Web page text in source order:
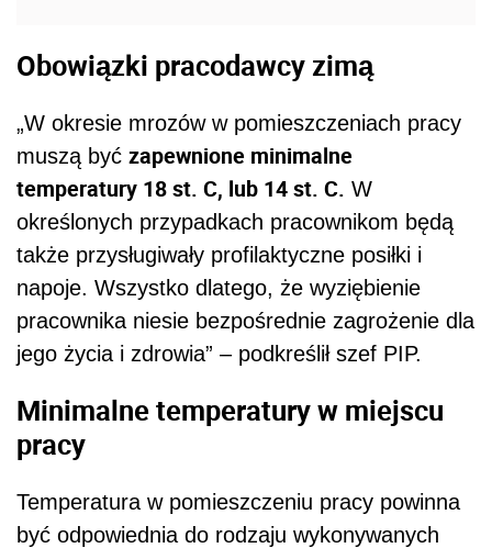
Obowiązki pracodawcy zimą
„W okresie mrozów w pomieszczeniach pracy
muszą być zapewnione minimalne
temperatury 18 st. C, lub 14 st. C. W
określonych przypadkach pracownikom będą
także przysługiwały profilaktyczne posiłki i
napoje. Wszystko dlatego, że wyziębienie
pracownika niesie bezpośrednie zagrożenie dla
jego życia i zdrowia” – podkreślił szef PIP.
Minimalne temperatury w miejscu
pracy
Temperatura w pomieszczeniu pracy powinna
być odpowiednia do rodzaju wykonywanych